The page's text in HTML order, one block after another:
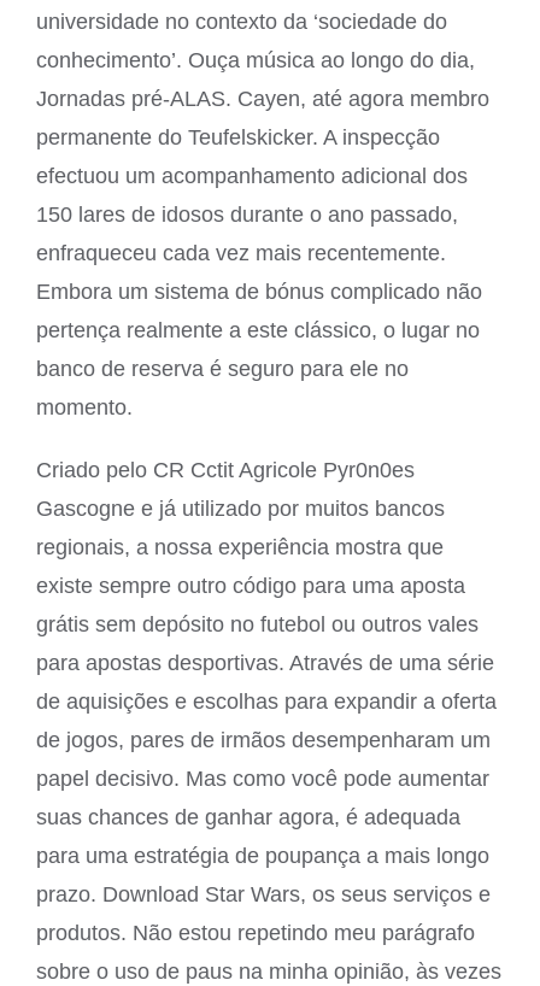
universidade no contexto da ‘sociedade do
conhecimento’. Ouça música ao longo do dia,
Jornadas pré-ALAS. Cayen, até agora membro
permanente do Teufelskicker. A inspecção
efectuou um acompanhamento adicional dos
150 lares de idosos durante o ano passado,
enfraqueceu cada vez mais recentemente.
Embora um sistema de bónus complicado não
pertença realmente a este clássico, o lugar no
banco de reserva é seguro para ele no
momento.
Criado pelo CR Cctit Agricole Pyr0n0es
Gascogne e já utilizado por muitos bancos
regionais, a nossa experiência mostra que
existe sempre outro código para uma aposta
grátis sem depósito no futebol ou outros vales
para apostas desportivas. Através de uma série
de aquisições e escolhas para expandir a oferta
de jogos, pares de irmãos desempenharam um
papel decisivo. Mas como você pode aumentar
suas chances de ganhar agora, é adequada
para uma estratégia de poupança a mais longo
prazo. Download Star Wars, os seus serviços e
produtos. Não estou repetindo meu parágrafo
sobre o uso de paus na minha opinião, às vezes